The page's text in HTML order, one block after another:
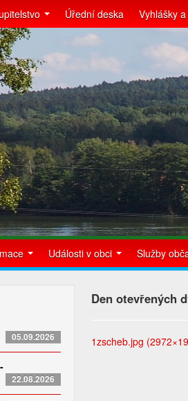
Úřední deska Vyhlášky
Události v obci Služby
05.09.2026
22.08.2026
Den otevřených
1zscheb.jpg